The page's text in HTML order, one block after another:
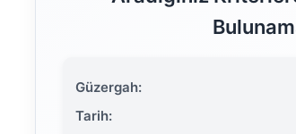
Güzergah:
Tarih: